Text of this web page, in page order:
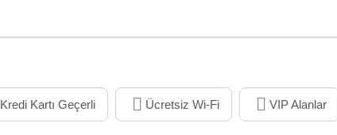
Kredi Kartı Geçerli Ücretsiz Wi-Fi VIP Alanlar